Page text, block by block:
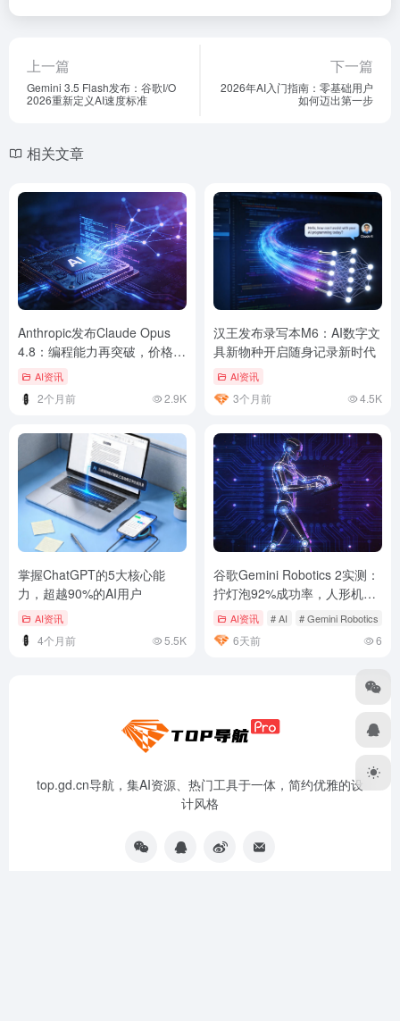
上一篇
Gemini 3.5 Flash发布：谷歌I/O
2026重新定义AI速度标准
下一篇
2026年AI入门指南：零基础用户
如何迈出第一步
相关文章
Anthropic发布Claude Opus
4.8：编程能力再突破，价格反
而更便宜
AI资讯
2个月前 2.9K
汉王发布录写本M6：AI数字文
具新物种开启随身记录新时代
AI资讯
3个月前 4.5K
掌握ChatGPT的5大核心能
力，超越90%的AI用户
AI资讯
4个月前 5.5K
谷歌Gemini Robotics 2实测：
拧灯泡92%成功率，人形机器
人终于学会”全身协调”了
AI资讯 # AI # Gemini Robotics
6天前 6
top.gd.cn导航，集AI资源、热门工具于一体，简约优雅的设
计风格